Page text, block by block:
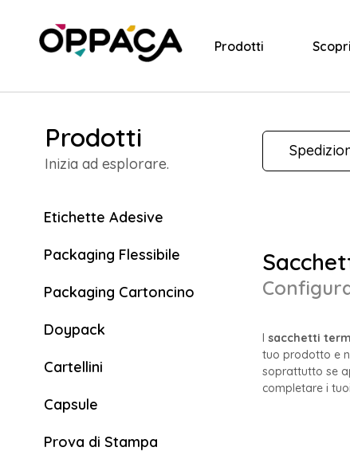
Prodotti Scopri
Prodotti
Inizia ad esplorare.
Etichette Adesive
Packaging Flessibile
Packaging Cartoncino
Doypack
Cartellini
Capsule
Prova di Stampa
I sacchetti
tuo prodotto e
soprattutto se
completare i